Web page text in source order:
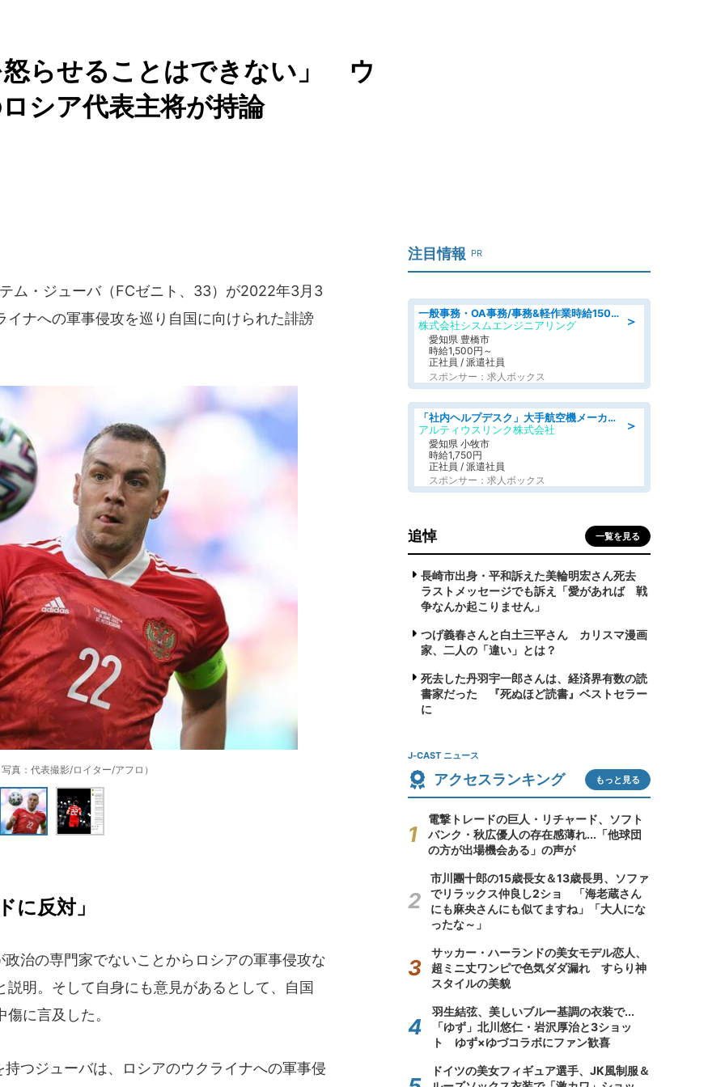
らせることはできない」 ウ
シア代表主将が持論
ム・ジューバ（FCゼニト、33）が2022年3月3
ナへの軍事侵攻を巡り自国に向けられた誹謗
真：代表撮影/ロイター/アフロ）
に反対」
治の専門家でないことからロシアの軍事侵攻な
明。そして自身にも意見があるとして、自国
に言及した。
つジューバは、ロシアのウクライナへの軍事侵
注目情報 PR
＞
一般事務・OA事務/事務&軽作業時給1500円土日祝休み各種社保完備
株式会社シスムエンジニアリング
愛知県 豊橋市
時給1,500円～
正社員 / 派遣社員
スポンサー：求人ボックス
＞
「社内ヘルプデスク」大手航空機メーカーでのPC・周辺機器サポート 「初心者活躍中/土日祝休み/長期」 高時給1750円+交通費全額支給
アルティウスリンク株式会社
愛知県 小牧市
時給1,750円
正社員 / 派遣社員
スポンサー：求人ボックス
追悼 一覧を見る
長崎市出身・平和訴えた美輪明宏さん死去
ラストメッセージでも訴え「愛があれば 戦
争なんか起こりません」
つげ義春さんと白土三平さん カリスマ漫画
家、二人の「違い」とは？
死去した丹羽宇一郎さんは、経済界有数の読
書家だった 『死ぬほど読書』ベストセラー
に
J-CAST ニュース
アクセスランキング もっと見る
電撃トレードの巨人・リチャード、ソフト
バンク・秋広優人の存在感薄れ...「他球団
の方が出場機会ある」の声が
市川團十郎の15歳長女＆13歳長男、ソファ
でリラックス仲良し2ショ 「海老蔵さん
にも麻央さんにも似てますね」「大人にな
ったな～」
サッカー・ハーランドの美女モデル恋人、
超ミニ丈ワンピで色気ダダ漏れ すらり神
スタイルの美貌
羽生結弦、美しいブルー基調の衣装で...
「ゆず」北川悠仁・岩沢厚治と3ショッ
ト ゆず×ゆづコラボにファン歓喜
ドイツの美女フィギュア選手、JK風制服＆